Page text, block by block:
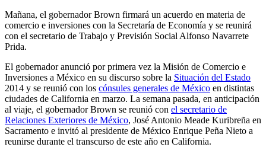
Mañana, el gobernador Brown firmará un acuerdo en materia de
comercio e inversiones con la Secretaría de Economía y se reunirá
con el secretario de Trabajo y Previsión Social Alfonso Navarrete
Prida.
El gobernador anunció por primera vez la Misión de Comercio e
Inversiones a México en su discurso sobre la Situación del Estado
2014 y se reunió con los cónsules generales de México en distintas
ciudades de California en marzo. La semana pasada, en anticipación
al viaje, el gobernador Brown se reunió con el secretario de
Relaciones Exteriores de México, José Antonio Meade Kuribreña en
Sacramento e invitó al presidente de México Enrique Peña Nieto a
reunirse durante el transcurso de este año en California.